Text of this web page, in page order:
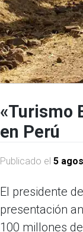
«Turismo
en Perú
Publicado el 5
El presidente
presentación
100 millones